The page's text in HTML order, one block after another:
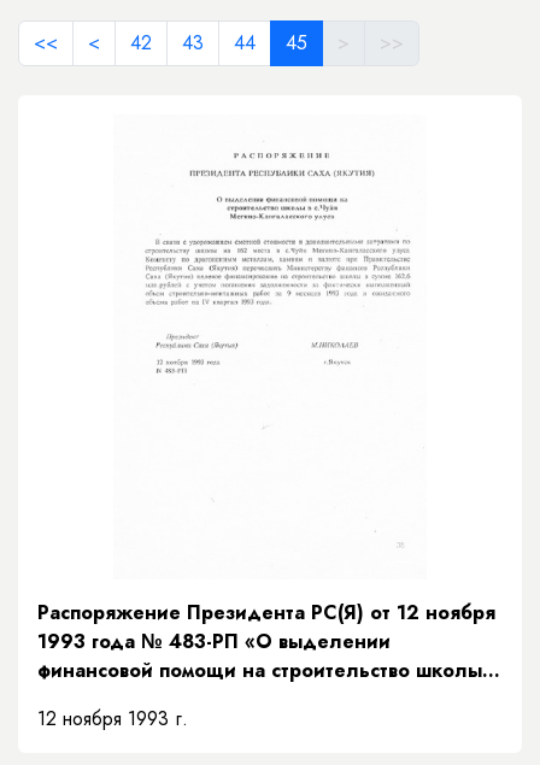
<< < 42 43 44 45 > >>
Распоряжение Президента РС(Я) от 12 ноября
1993 года № 483-РП «О выделении
финансовой помощи на строительство школы в
12 ноября 1993 г.